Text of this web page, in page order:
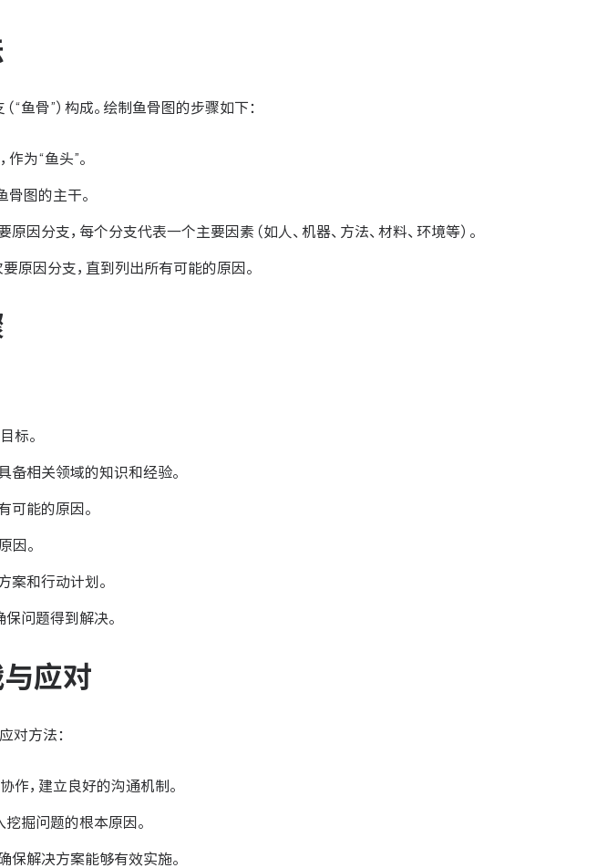
“鱼骨”）构成。绘制鱼骨图的步骤如下：
为“鱼头”。
骨图的主干。
因分支，每个分支代表一个主要因素（如人、机器、方法、材料、环境等）。
原因分支，直到列出所有可能的原因。
标。
备相关领域的知识和经验。
可能的原因。
因。
案和行动计划。
问题得到解决。
应对
对方法：
作，建立良好的沟通机制。
掘问题的根本原因。
保解决方案能够有效实施。